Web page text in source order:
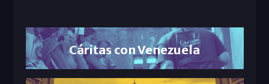
Cáritas con Venezuela